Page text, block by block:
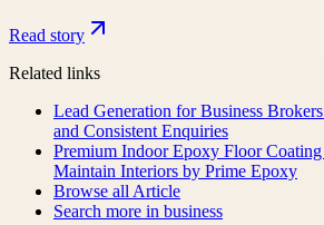
Read story
Related links
Lead Generation for Business
and Consistent Enquiries
Premium Indoor Epoxy Floor
Maintain Interiors by Prime Epoxy
Browse all Article
Search more in business